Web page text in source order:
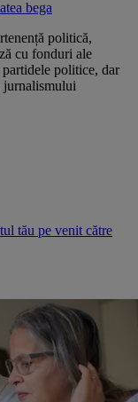
bega
politică,
cu fonduri ale
politice, dar
jurnalismului
tău pe venit către